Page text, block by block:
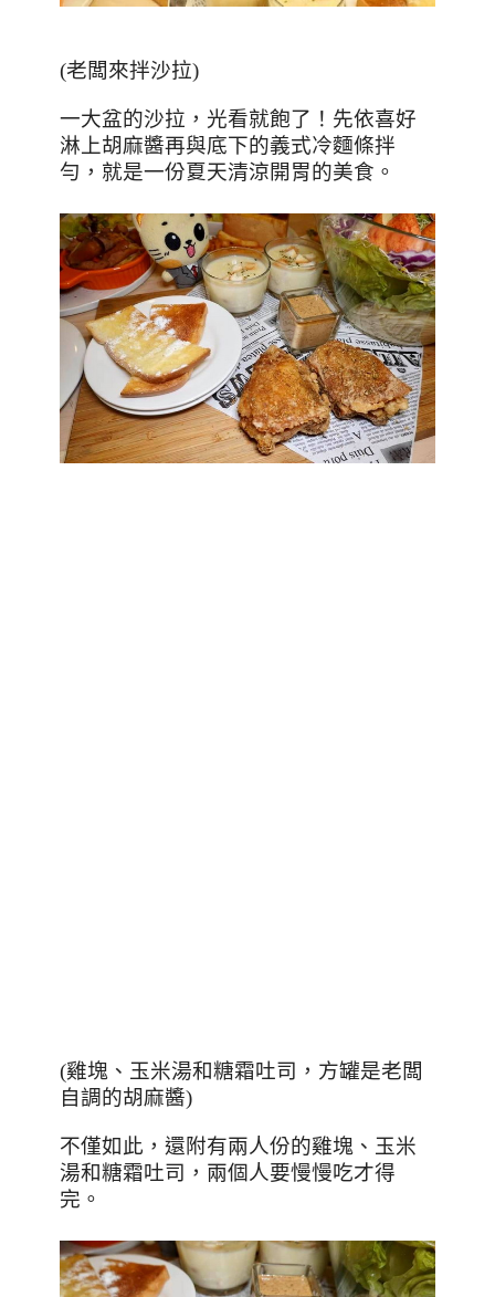
(老闆來拌沙拉)
一大盆的沙拉，光看就飽了！先依喜好
淋上胡麻醬再與底下的義式冷麵條拌
勻，就是一份夏天清涼開胃的美食。
(雞塊、玉米湯和糖霜吐司，方罐是老闆
自調的胡麻醬)
不僅如此，還附有兩人份的雞塊、玉米
湯和糖霜吐司，兩個人要慢慢吃才得
完。